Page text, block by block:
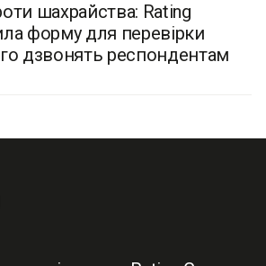
шахрайства: Rating
форму для перевірки
дзвонять респондентам